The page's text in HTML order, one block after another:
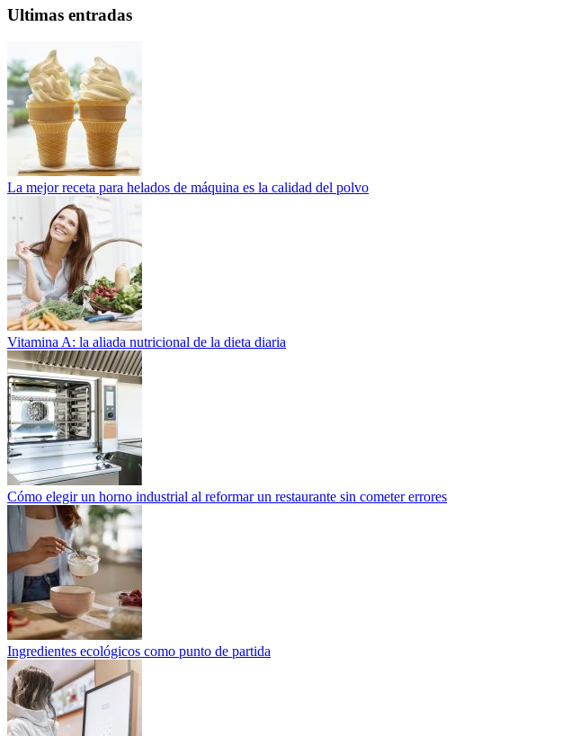
Ultimas entradas
La mejor receta para helados de máquina es la calidad del polvo
Vitamina A: la aliada nutricional de la dieta diaria
Cómo elegir un horno industrial al reformar un restaurante sin cometer errores
Ingredientes ecológicos como punto de partida